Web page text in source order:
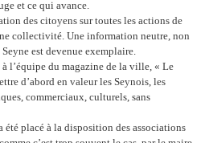
et ce qui avance.
des citoyens sur toutes les actions de
collectivité. Une information neutre, non
est devenue exemplaire.
l’équipe du magazine de la ville, « Le
d’abord en valeur les Seynois, les
commerciaux, culturels, sans
placé à la disposition des associations